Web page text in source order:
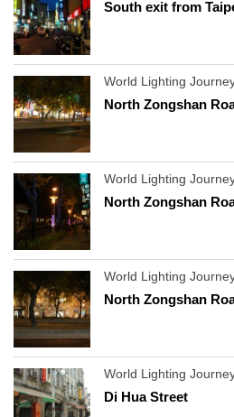
South exit from
World Lighting
North Zongshan
World Lighting
North Zongshan
World Lighting
North Zongshan
World Lighting
Di Hua Street